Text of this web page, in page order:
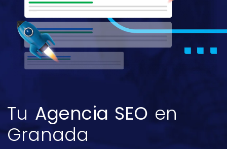
Tu Agencia SEO en
Granada